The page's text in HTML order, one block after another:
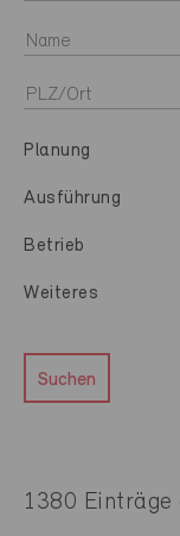
Planung
Ausführung
Betrieb
Weiteres
Suchen
1380 Einträge